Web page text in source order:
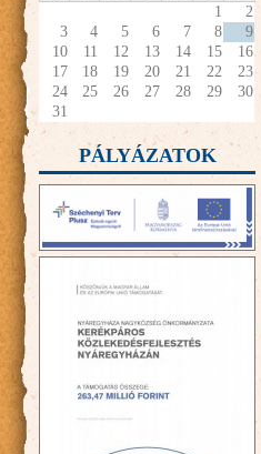
1
2
3
4 5 6 7 8
9
10
11 12 13 14 15
16
17
18 19 20 21 22
23
24
25 26 27 28 29
30
31
PÁLYÁZATOK